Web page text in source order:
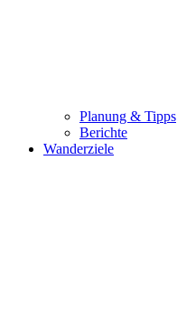
Planung & Tipps
Berichte
Wanderziele